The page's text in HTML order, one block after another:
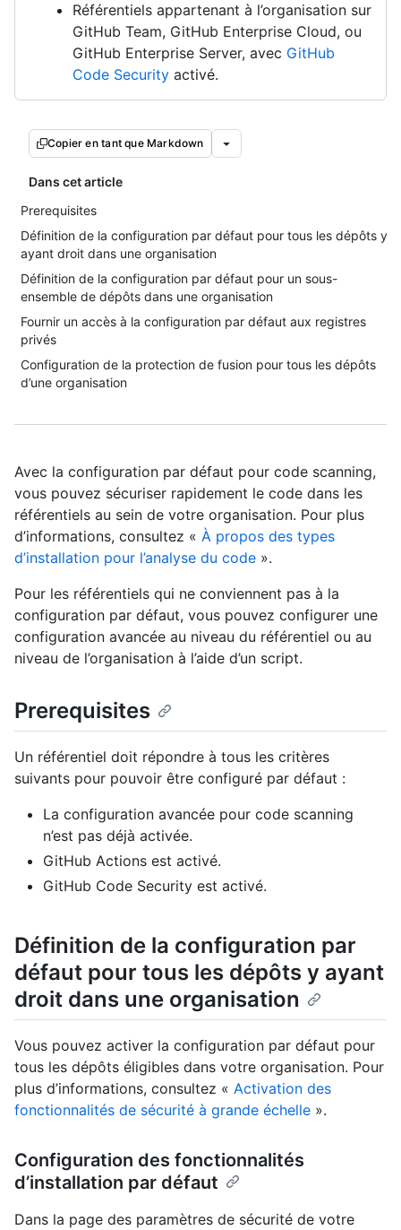
Référentiels appartenant à l’organisation sur
GitHub Team, GitHub Enterprise Cloud, ou
GitHub Enterprise Server, avec GitHub
Code Security activé.
Copier en tant que Markdown
Dans cet article
Prerequisites
Définition de la configuration par défaut pour tous les dépôts y
ayant droit dans une organisation
Définition de la configuration par défaut pour un sous-
ensemble de dépôts dans une organisation
Fournir un accès à la configuration par défaut aux registres
privés
Configuration de la protection de fusion pour tous les dépôts
d’une organisation
Avec la configuration par défaut pour code scanning,
vous pouvez sécuriser rapidement le code dans les
référentiels au sein de votre organisation. Pour plus
d’informations, consultez « À propos des types
d’installation pour l’analyse du code ».
Pour les référentiels qui ne conviennent pas à la
configuration par défaut, vous pouvez configurer une
configuration avancée au niveau du référentiel ou au
niveau de l’organisation à l’aide d’un script.
Prerequisites
Un référentiel doit répondre à tous les critères
suivants pour pouvoir être configuré par défaut :
La configuration avancée pour code scanning
n’est pas déjà activée.
GitHub Actions est activé.
GitHub Code Security est activé.
Définition de la configuration par
défaut pour tous les dépôts y ayant
droit dans une organisation
Vous pouvez activer la configuration par défaut pour
tous les dépôts éligibles dans votre organisation. Pour
plus d’informations, consultez « Activation des
fonctionnalités de sécurité à grande échelle ».
Configuration des fonctionnalités
d’installation par défaut
Dans la page des paramètres de sécurité de votre